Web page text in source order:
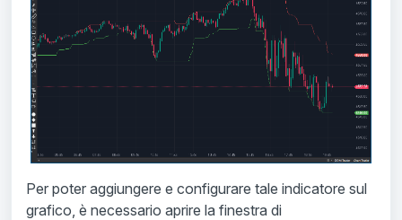
Per poter aggiungere e configurare tale indicatore sul
grafico, è necessario aprire la finestra di